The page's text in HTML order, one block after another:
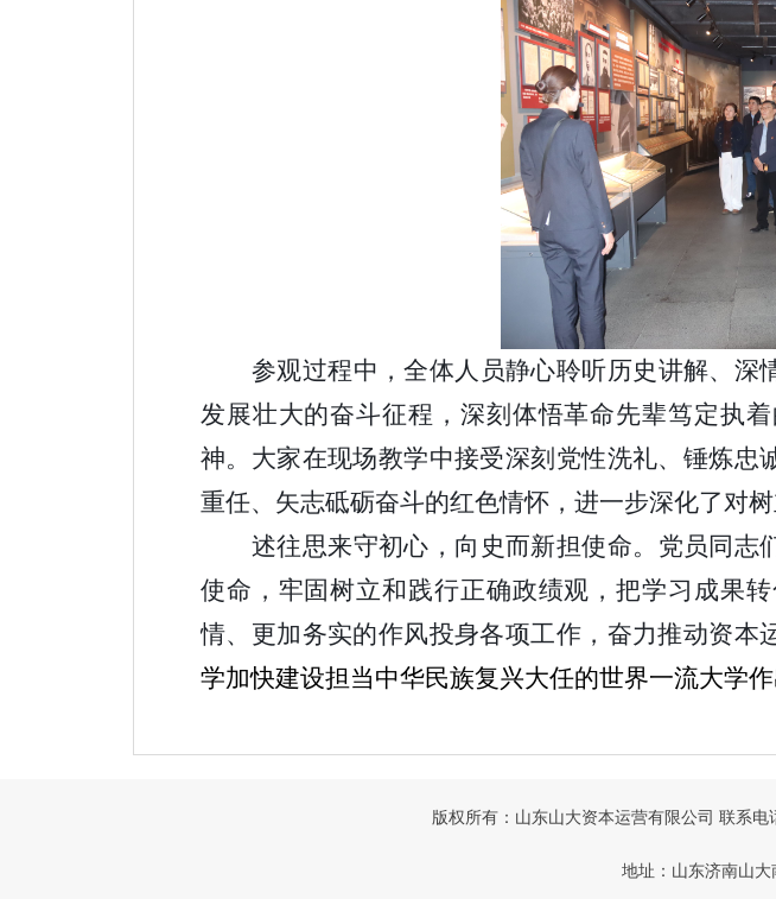
参观过程中，全体人员静心聆听历史讲解、深
发展壮大的奋斗征程，深刻体悟革命先辈笃定执
神。大家在现场教学中接受深刻党性洗礼、锤炼
重任、矢志砥砺奋斗的红色情怀，进一步深化了对
述往思来守初心，向史而新担使命。党员同
使命，牢固树立和践行正确政绩观，把学习成果
情、更加务实的作风投身各项工作，奋力推动资本
学加快建设担当中华民族复兴大任的世界一流大学作
版权所有：山东山大资本运营有限公司 联
地址：山东济南山